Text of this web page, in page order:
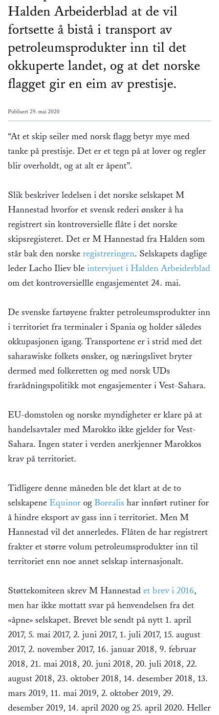
Halden Arbeiderblad at de vil
fortsette å bistå i transport av
petroleumsprodukter inn til det
okkuperte landet, og at det norske
flagget gir en eim av prestisje.
Publisert 29. mai 2020
“At et skip seiler med norsk flagg betyr mye med
tanke på prestisje. Det er et tegn på at lover og regler
blir overholdt, og at alt er åpent”.
Slik beskriver ledelsen i det norske selskapet M
Hannestad hvorfor et svensk rederi ønsker å ha
registrert sin kontroversielle flåte i det norske
skipsregisteret. Det er M Hannestad fra Halden som
står bak den norske registreringen. Selskapets daglige
leder Lacho Iliev ble intervjuet i Halden Arbeiderblad
om det kontroversiellle engasjementet 24. mai.
De svenske fartøyene frakter petroleumsprodukter inn
i territoriet fra terminaler i Spania og holder således
okkupasjonen igang. Transportene er i strid med det
saharawiske folkets ønsker, og næringslivet bryter
dermed med folkeretten og med norsk UDs
frarådningspolitikk mot engasjementer i Vest-Sahara.
EU-domstolen og norske myndigheter er klare på at
handelsavtaler med Marokko ikke gjelder for Vest-
Sahara. Ingen stater i verden anerkjenner Marokkos
krav på territoriet.
Tidligere denne måneden ble det klart at de to
selskapene Equinor og Borealis har innført rutiner for
å hindre eksport av gass inn i territoriet. Men M
Hannestad vil det annerledes. Flåten de har registrert
frakter et større volum petroleumsprodukter inn til
territoriet enn noe annet selskap internasjonalt.
Støttekomiteen skrev M Hannestad et brev i 2016,
men har ikke mottatt svar på henvendelsen fra det
«åpne» selskapet. Brevet ble sendt på nytt 1. april
2017, 5. mai 2017, 2. juni 2017, 1. juli 2017, 15. august
2017, 2. november 2017, 16. januar 2018, 9. februar
2018, 21. mai 2018, 20. juni 2018, 20. juli 2018, 22.
august 2018, 23. oktober 2018, 14. desember 2018, 13.
mars 2019, 11. mai 2019, 2. oktober 2019, 29.
desember 2019, 14. april 2020 og 25. april 2020. Heller